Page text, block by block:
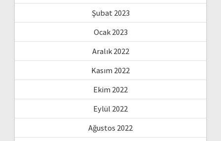
Şubat 2023
Ocak 2023
Aralık 2022
Kasım 2022
Ekim 2022
Eylül 2022
Ağustos 2022